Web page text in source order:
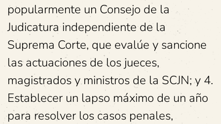
popularmente un Consejo de la
Judicatura independiente de la
Suprema Corte, que evalúe y sancione
las actuaciones de los jueces,
magistrados y ministros de la SCJN; y 4.
Establecer un lapso máximo de un año
para resolver los casos penales,